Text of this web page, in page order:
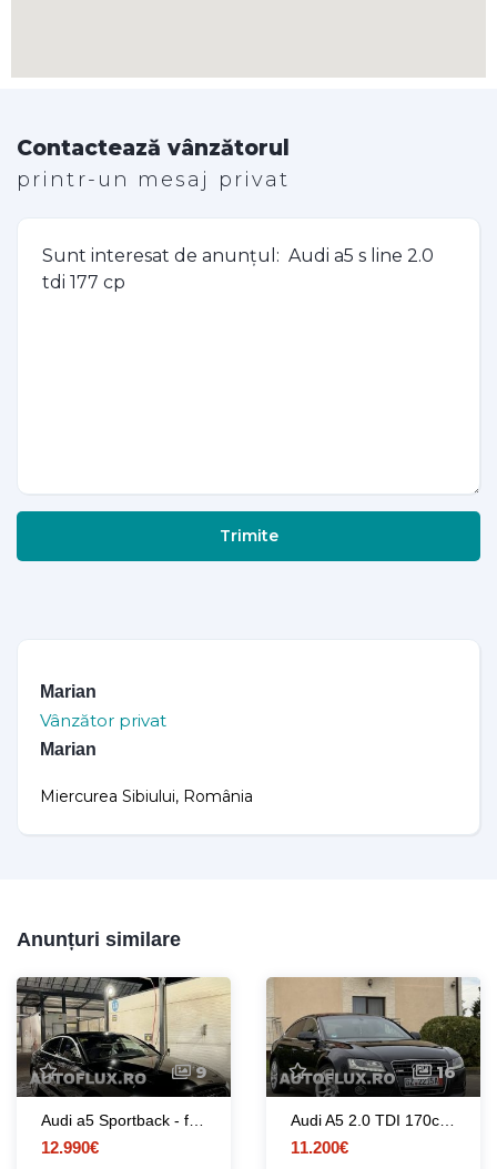
Contactează vânzătorul
printr-un mesaj privat
Trimite
Marian
Vânzător privat
Marian
Miercurea Sibiului, România
Anunțuri similare
9
12.990€
16
11.200€